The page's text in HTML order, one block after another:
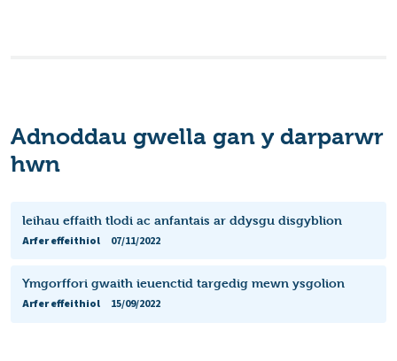
Adnoddau gwella gan y darparwr
hwn
leihau effaith tlodi ac anfantais ar ddysgu disgyblion
Arfer effeithiol
07/11/2022
Ymgorffori gwaith ieuenctid targedig mewn ysgolion
Arfer effeithiol
15/09/2022